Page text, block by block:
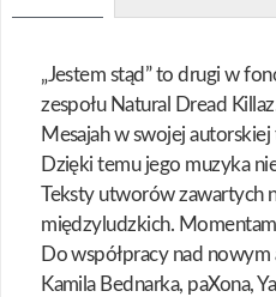
„Jestem stąd” to drugi w
zespołu Natural Dread
Mesajah w swojej
Dzięki temu jego muzyka
Teksty utworów zawartych
międzyludzkich.
Do współpracy nad nowym
Kamila Bednarka, paXona,